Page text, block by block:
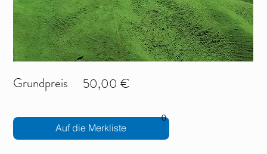
Grundpreis 50,00 €
Auf die Merkliste
0